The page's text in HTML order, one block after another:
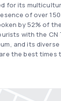
for its
of over
by 52% of
with the CN
and its diverse
the best times